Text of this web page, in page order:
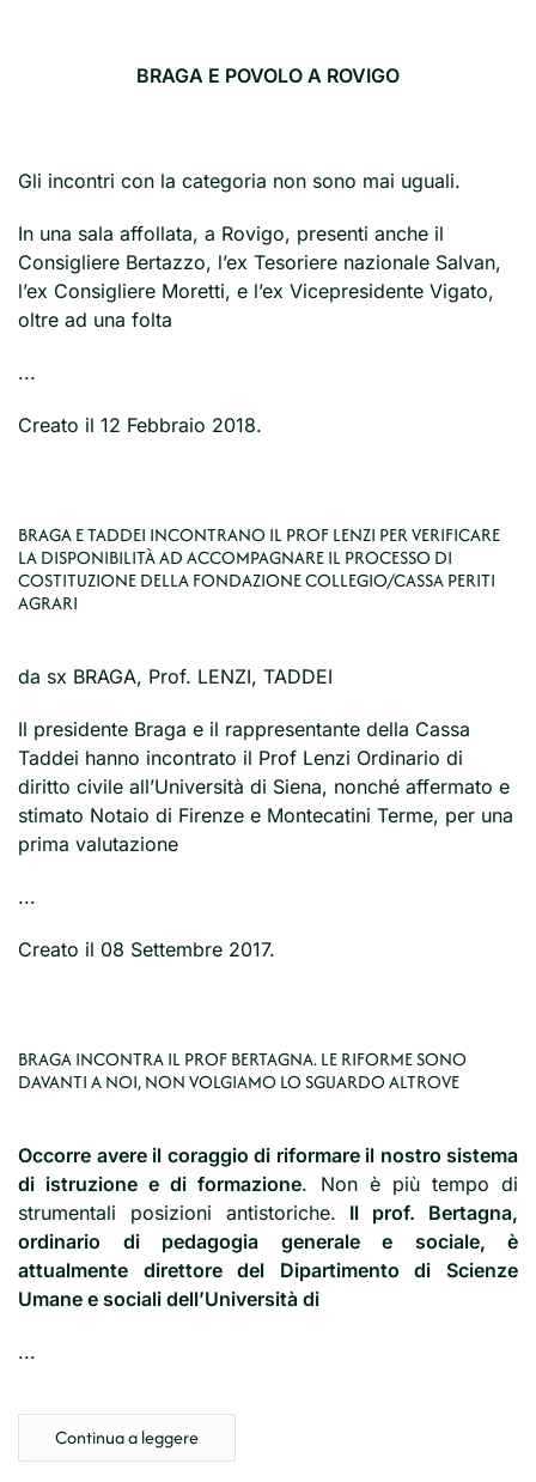
BRAGA E POVOLO A ROVIGO
Gli incontri con la categoria non sono mai uguali.
In una sala affollata, a Rovigo, presenti anche il
Consigliere Bertazzo, l’ex Tesoriere nazionale Salvan,
l’ex Consigliere Moretti, e l’ex Vicepresidente Vigato,
oltre ad una folta
...
Creato il 12 Febbraio 2018.
BRAGA E TADDEI INCONTRANO IL PROF LENZI PER VERIFICARE
LA DISPONIBILITÀ AD ACCOMPAGNARE IL PROCESSO DI
COSTITUZIONE DELLA FONDAZIONE COLLEGIO/CASSA PERITI
AGRARI
da sx BRAGA, Prof. LENZI, TADDEI
Il presidente Braga e il rappresentante della Cassa
Taddei hanno incontrato il Prof Lenzi Ordinario di
diritto civile all’Università di Siena, nonché affermato e
stimato Notaio di Firenze e Montecatini Terme, per una
prima valutazione
...
Creato il 08 Settembre 2017.
BRAGA INCONTRA IL PROF BERTAGNA. LE RIFORME SONO
DAVANTI A NOI, NON VOLGIAMO LO SGUARDO ALTROVE
Occorre avere il coraggio di riformare il nostro sistema
di istruzione e di formazione. Non è più tempo di
strumentali posizioni antistoriche. Il prof. Bertagna,
ordinario di pedagogia generale e sociale, è
attualmente direttore del Dipartimento di Scienze
Umane e sociali dell’Università di
...
Continua a leggere